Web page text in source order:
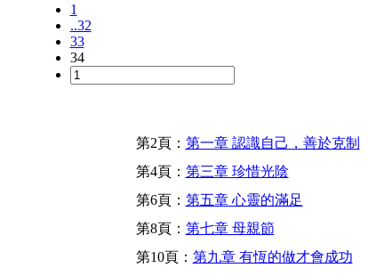
1
..32
33
34
第2頁： 第一章 認識自己，善於克制
第4頁： 第三章 珍惜光陰
第6頁： 第五章 心靈的滿足
第8頁： 第七章 母親節
第10頁： 第九章 有恆的做才會成功